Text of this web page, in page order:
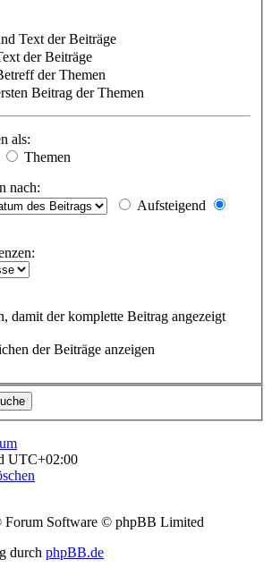
Text der Beiträge
der Beiträge
der Themen
Beitrag der Themen
als:
Themen
nach:
Aufsteigend
damit der komplette Beitrag angezeigt
der Beiträge anzeigen
UTC+02:00
Software © phpBB Limited
durch phpBB.de